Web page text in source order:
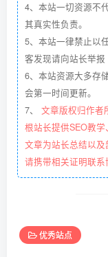
4、本站一切资源不
其真实性负责。
5、本站一律禁止以
客发现请向站长举报
6、本站资源大多存
会第一时间更新。
7、 文章版权归作者
根站长提供SEO教
文章为站长总结以
请携带相关证明联系
优秀站点